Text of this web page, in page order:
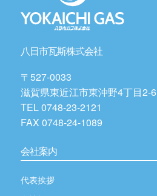
八日市瓦斯株式会社
〒527-0033
滋賀県東近江市東沖野4丁目2-6
TEL 0748-23-2121
FAX 0748-24-1089
会社案内
代表挨拶